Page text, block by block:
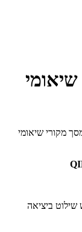
מקורי שיאומי
בניין שערי העיר קומה 8 ( יש שילוט ביציאה